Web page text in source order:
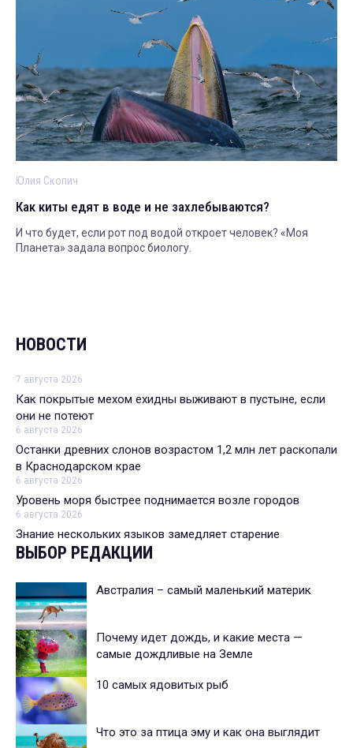
Юлия Скопич
Как киты едят в воде и не захлебываются?
И что будет, если рот под водой откроет человек? «Моя
Планета» задала вопрос биологу.
НОВОСТИ
7 августа 2026
Как покрытые мехом ехидны выживают в пустыне, если
они не потеют
6 августа 2026
Останки древних слонов возрастом 1,2 млн лет раскопали
в Краснодарском крае
6 августа 2026
Уровень моря быстрее поднимается возле городов
6 августа 2026
Знание нескольких языков замедляет старение
ВЫБОР РЕДАКЦИИ
Австралия – самый маленький материк
Почему идет дождь, и какие места —
самые дождливые на Земле
10 самых ядовитых рыб
Что это за птица эму и как она выглядит